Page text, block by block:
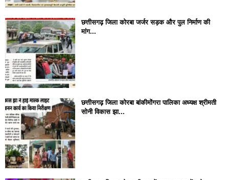
छत्तीसगढ़ जिला कोरबा जर्जर सड़क और पुल निर्माण की
मांग...
छत्तीसगढ़ जिला कोरबा बांकीमोंगरा पालिका अध्यक्ष श्रीमती
सोनी विकास झा...